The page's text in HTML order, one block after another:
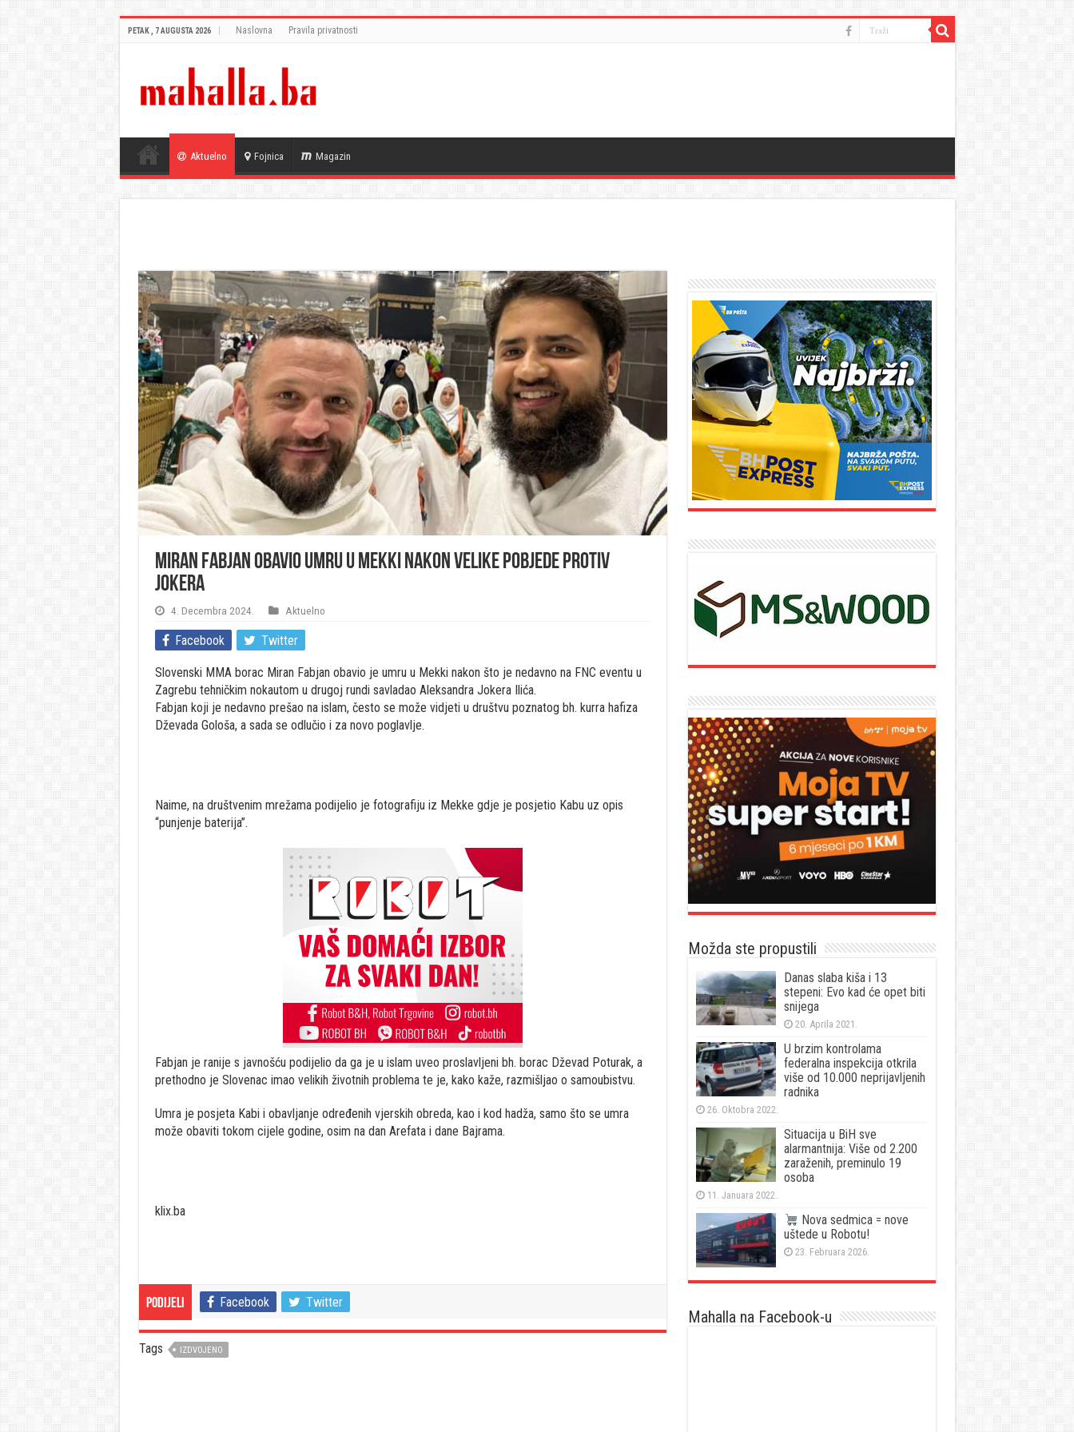
PETAK , 7 AUGUSTA 2026 Naslovna Pravila privatnosti
Aktuelno Fojnica Magazin
Miran Fabjan obavio umru u Mekki nakon velike pobjede protiv
Jokera
4. Decembra 2024. Aktuelno
Facebook Twitter
Slovenski MMA borac Miran Fabjan obavio je umru u Mekki nakon što je nedavno na FNC eventu u
Zagrebu tehničkim nokautom u drugoj rundi savladao Aleksandra Jokera Ilića.
Fabjan koji je nedavno prešao na islam, često se može vidjeti u društvu poznatog bh. kurra hafiza
Dževada Gološa, a sada se odlučio i za novo poglavlje.
Naime, na društvenim mrežama podijelio je fotografiju iz Mekke gdje je posjetio Kabu uz opis
“punjenje baterija”.
Fabjan je ranije s javnošću podijelio da ga je u islam uveo proslavljeni bh. borac Dževad Poturak, a
prethodno je Slovenac imao velikih životnih problema te je, kako kaže, razmišljao o samoubistvu.
Umra je posjeta Kabi i obavljanje određenih vjerskih obreda, kao i kod hadža, samo što se umra
može obaviti tokom cijele godine, osim na dan Arefata i dane Bajrama.
klix.ba
Podijeli Facebook Twitter
Tags IZDVOJENO
Možda ste propustili
Danas slaba kiša i 13
stepeni: Evo kad će opet biti
snijega
20. Aprila 2021.
U brzim kontrolama
federalna inspekcija otkrila
više od 10.000 neprijavljenih
radnika
26. Oktobra 2022.
Situacija u BiH sve
alarmantnija: Više od 2.200
zaraženih, preminulo 19
osoba
11. Januara 2022.
Nova sedmica = nove
uštede u Robotu!
23. Februara 2026.
Mahalla na Facebook-u